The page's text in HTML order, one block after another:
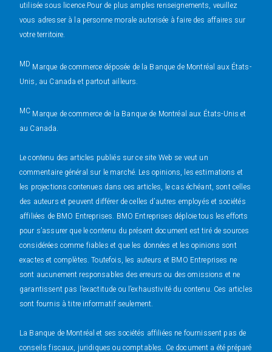
utilisée sous licence.Pour de plus amples renseignements, veuillez
vous adresser à la personne morale autorisée à faire des affaires sur
votre territoire.
MD Marque de commerce déposée de la Banque de Montréal aux États-
Unis, au Canada et partout ailleurs.
MC Marque de commerce de la Banque de Montréal aux États-Unis et
au Canada.
Le contenu des articles publiés sur ce site Web se veut un
commentaire général sur le marché. Les opinions, les estimations et
les projections contenues dans ces articles, le cas échéant, sont celles
des auteurs et peuvent différer de celles d’autres employés et sociétés
affiliées de BMO Entreprises. BMO Entreprises déploie tous les efforts
pour s’assurer que le contenu du présent document est tiré de sources
considérées comme fiables et que les données et les opinions sont
exactes et complètes. Toutefois, les auteurs et BMO Entreprises ne
sont aucunement responsables des erreurs ou des omissions et ne
garantissent pas l’exactitude ou l’exhaustivité du contenu. Ces articles
sont fournis à titre informatif seulement.
La Banque de Montréal et ses sociétés affiliées ne fournissent pas de
conseils fiscaux, juridiques ou comptables. Ce document a été préparé